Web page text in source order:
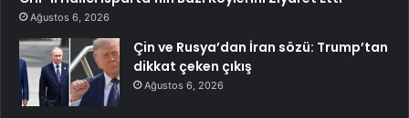
Ağustos 6, 2026
Çin ve Rusya’dan İran sözü: Trump’tan
dikkat çeken çıkış
Ağustos 6, 2026